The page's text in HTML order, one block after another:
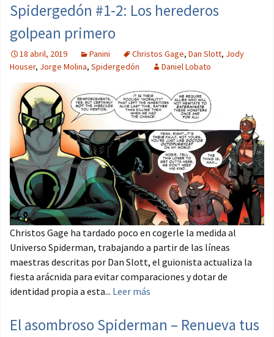
Spidergedón #1-2: Los herederos
golpean primero
18 abril, 2019 Panini Christos Gage, Dan Slott, Jody
Houser, Jorge Molina, Spidergedón Daniel Lobato
Christos Gage ha tardado poco en cogerle la medida al
Universo Spiderman, trabajando a partir de las líneas
maestras descritas por Dan Slott, el guionista actualiza la
fiesta arácnida para evitar comparaciones y dotar de
identidad propia a esta... Leer más
El asombroso Spiderman – Renueva tus